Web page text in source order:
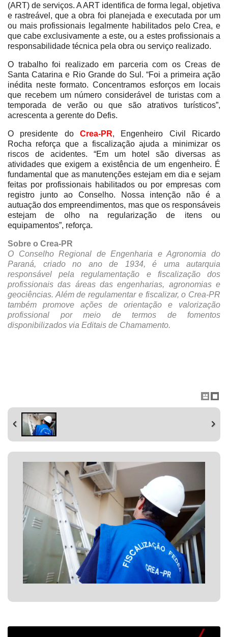
(ART) de serviços. A ART identifica de forma legal, objetiva
e rastreável, que a obra foi planejada e executada por um
ou mais profissionais legalmente habilitados pelo Crea, e
que cabe exclusivamente a este, ou a estes profissionais a
responsabilidade técnica pela obra ou serviço realizado.
O trabalho foi realizado em parceria com os Creas de
Santa Catarina e Rio Grande do Sul. “Foi a primeira ação
inédita neste formato. Concentramos esforços em locais
que recebem um número considerável de turistas com a
temporada de verão ou que são atrativos turísticos”,
acrescenta a gerente do Defis.
O presidente do Crea-PR, Engenheiro Civil Ricardo
Rocha reforça que a fiscalização ajuda a minimizar os
riscos de acidentes. “Em um hotel são diversas as
atividades que exigem a existência de um engenheiro. É
fundamental que as manutenções estejam em dia e sejam
feitas por profissionais habilitados ou por empresas com
registro junto ao Conselho. Nossa intenção não é a
autuação dos empreendimentos, mas que os responsáveis
estejam de olho na regularização de itens ou
equipamentos”, reforça.
Sobre o Crea-PR
O Conselho Regional de Engenharia e Agronomia do
Paraná, criado no ano de 1934, é uma autarquia
responsável pela regulamentação e fiscalização dos
profissionais das áreas das engenharias, agronomias e
geociências. Além de regulamentar e fiscalizar, o Crea-PR
também promove ações de orientação e valorização
profissional por meio de termos de fomentos
disponibilizados via Editais de Chamamento.